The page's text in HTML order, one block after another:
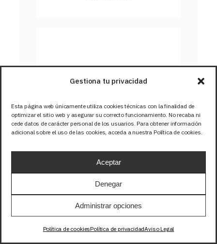
Gestiona tu privacidad
Esta página web únicamente utiliza cookies técnicas con la finalidad de
optimizar el sitio web y asegurar su correcto funcionamiento. No recaba ni
cede datos de carácter personal de los usuarios. Para obtener información
adicional sobre el uso de las cookies, acceda a nuestra Política de cookies.
Aceptar
Denegar
Administrar opciones
Política de cookiesPolítica de privacidadAviso Legal
TIRA 12V BASIC 14,4W/m